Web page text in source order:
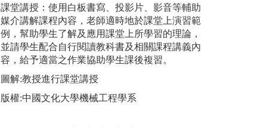
課堂講授：使用白板書寫、投影片、影音等輔助
媒介講解課程內容，老師適時地於課堂上演習範
例，幫助學生了解及應用課堂上所學習的理論，
並請學生配合自行閱讀教科書及相關課程講義內
容，給予適當之作業協助學生課後複習。
圖解:教授進行課堂講授
版權:中國文化大學機械工程學系